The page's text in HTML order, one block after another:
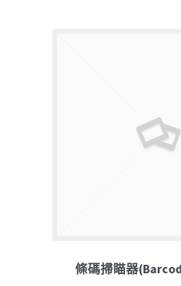
條碼掃瞄器